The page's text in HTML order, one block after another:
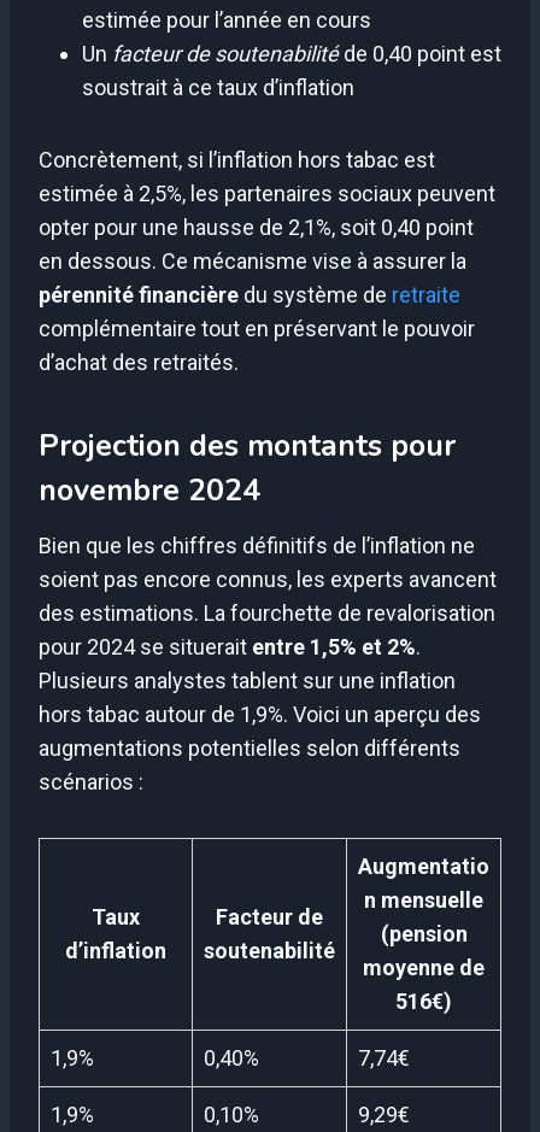
estimée pour l’année en cours
Un facteur de soutenabilitéde 0,40 point est
soustrait à ce taux d’inflation
Concrètement, si l’inflation hors tabac est
estimée à 2,5%, les partenaires sociaux peuvent
opter pour une hausse de 2,1%, soit 0,40 point
en dessous. Ce mécanisme vise à assurer la
pérennité financière du système de retraite
complémentaire tout en préservant le pouvoir
d’achat des retraités.
Projection des montants pour
novembre 2024
Bien que les chiffres définitifs de l’inflation ne
soient pas encore connus, les experts avancent
des estimations. La fourchette de revalorisation
pour 2024 se situerait entre 1,5% et 2%.
Plusieurs analystes tablent sur une inflation
hors tabac autour de 1,9%. Voici un aperçu des
augmentations potentielles selon différents
scénarios :
Taux
d’inflation
Facteur de
soutenabilité
Augmentatio
n mensuelle
(pension
moyenne de
516€)
1,9% 0,40% 7,74€
1,9% 0,10% 9,29€